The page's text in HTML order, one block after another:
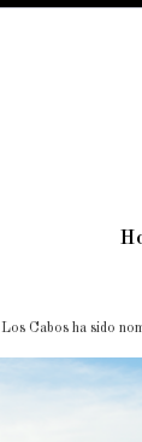
Los Cabos ha sido